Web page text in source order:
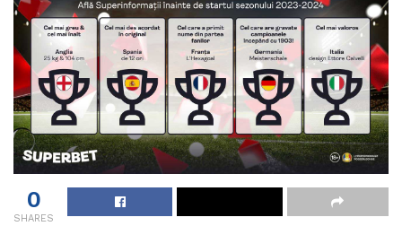
0
SHARES